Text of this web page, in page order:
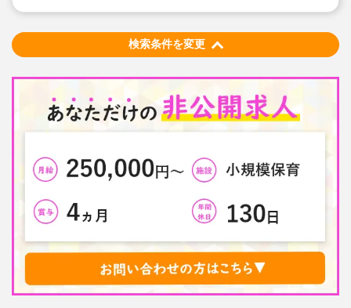
◇無垢の木を使った園舎。優しくぬくもりのある、おう
◇在籍年数や経験に合わせ、段階的な研修を年110回以
上実施。キャリアアップを目指せます！
検索条件を変更